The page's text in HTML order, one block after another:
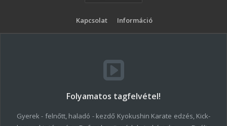
Kapcsolat Információ
Folyamatos tagfelvétel!
Gyerek - felnőtt, haladó - kezdő Kyokushin Karate edzés, Kick-